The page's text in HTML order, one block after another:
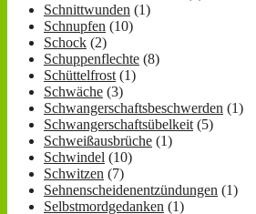
Schnittwunden (1)
Schnupfen (10)
Schock (2)
Schuppenflechte (8)
Schüttelfrost (1)
Schwäche (3)
Schwangerschaftsbeschwerden (1)
Schwangerschaftsübelkeit (5)
Schweißausbrüche (1)
Schwindel (10)
Schwitzen (7)
Sehnenscheidenentzündungen (1)
Selbstmordgedanken (1)